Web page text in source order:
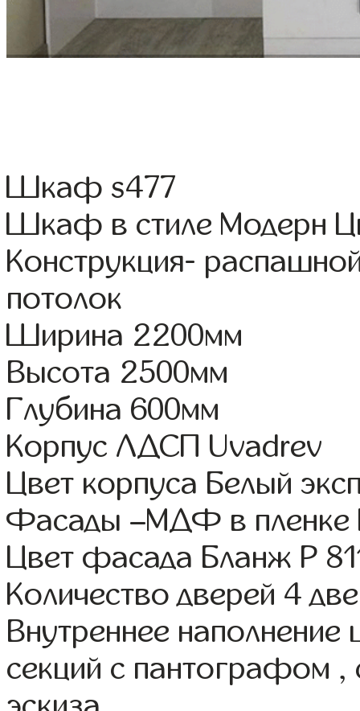
Шкаф s477
Шкаф в стиле Модерн
Конструкция-
потолок
Ширина 2200мм
Высота 2500мм
Глубина 600мм
Корпус ЛДСП Uvadrev
Цвет корпуса Белый
Фасады –МДФ в пленке
Цвет фасада Бланж Р
Количество дверей 4
Внутреннее
секций с пантографом ,